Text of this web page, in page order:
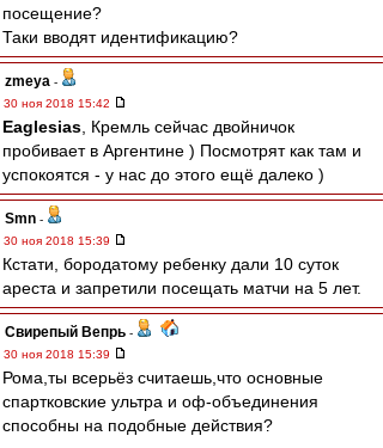
посещение?
Таки вводят идентификацию?
zmeya -
30 ноя 2018 15:42
Eaglesias , Кремль сейчас двойничок
пробивает в Аргентине ) Посмотрят как там и
успокоятся - у нас до этого ещё далеко )
Smn -
30 ноя 2018 15:39
Кстати, бородатому ребенку дали 10 суток
ареста и запретили посещать матчи на 5 лет.
Свирепый Вепрь -
30 ноя 2018 15:39
Рома,ты всерьёз считаешь,что основные
спартковские ультра и оф-объединения
способны на подобные действия?